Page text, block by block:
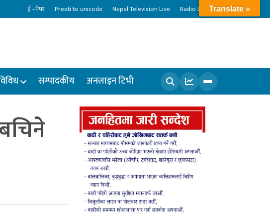
ई –पेपर Preeti to unicode Nepal Television Live Radio Live
सम्पादकीय अनलाइन टिभी
खोज्नुहोस
Translate »